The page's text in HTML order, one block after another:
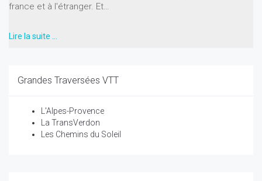
france et à l'étranger. Et…
Lire la suite …
Grandes Traversées VTT
L'Alpes-Provence
La TransVerdon
Les Chemins du Soleil